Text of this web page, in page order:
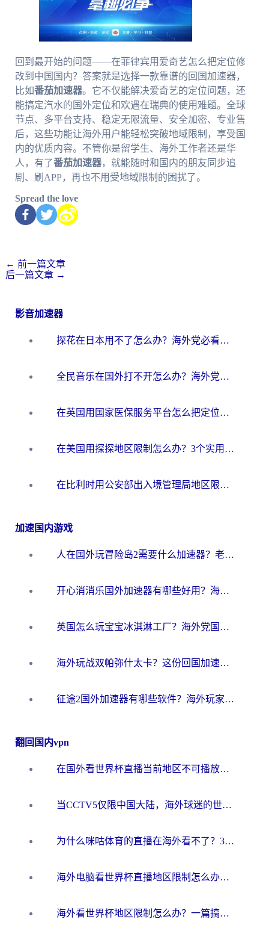
回到最开始的问题——在菲律宾用爱奇艺怎么把定位修
改到中国国内？答案就是选择一款靠谱的回国加速器，
比如番茄加速器。它不仅能解决爱奇艺的定位问题，还
能搞定汽水的国外定位和欢遇在瑞典的使用难题。全球
节点、多平台支持、稳定无限流量、安全加密、专业售
后，这些功能让海外用户能轻松突破地域限制，享受国
内的优质内容。不管你是留学生、海外工作者还是华
人，有了番茄加速器，就能随时和国内的朋友同步追
剧、刷APP，再也不用受地域限制的困扰了。
Spread the love
← 前一篇文章
后一篇文章 →
影音加速器
探花在日本用不了怎么办？海外党必看的回国加速解决方案（附多场景实测）
全民音乐在国外打不开怎么办？海外党亲测有效的回国加速方案
在英国用国家医保服务平台怎么把定位修改到中国国内？海外党必看的解决指南（附腾讯视频伊对可用方法）
在美国用探探地区限制怎么办？3个实用技巧帮你搞定（附咪咕豆瓣音乐限制破解法）
在比利时用公安部出入境管理局地区限制怎么办？3步搞定+欧洲杯观赛&香港购物指南
加速国内游戏
人在国外玩冒险岛2需要什么加速器？老玩家亲测有效的选择指南
开心消消乐国外加速器有哪些好用？海外党亲测不踩坑指南（附塔瑞斯世界Online流畅技巧）
英国怎么玩宝宝冰淇淋工厂？海外党国服游戏加速避坑指南（附挪威装甲风暴解决方案）
海外玩战双帕弥什太卡？这份回国加速器终极指南帮你告别延迟（附打球球大作战古今江湖加速方案）
征途2国外加速器有哪些软件？海外玩家亲测实用指南（附非洲梦幻西游加速技巧）
翻回国内vpn
在国外看世界杯直播当前地区不可播放？海外党必看的回国加速全攻略
当CCTV5仅限中国大陆，海外球迷的世界杯狂欢如何继续？
为什么咪咕体育的直播在海外看不了？3步解决海外看世界杯+抖音地区限制难题
海外电脑看世界杯直播地区限制怎么办？你需要一个聪明的加速器
海外看世界杯地区限制怎么办？一篇搞定咪咕视频播放+国内资源无缝访问指南